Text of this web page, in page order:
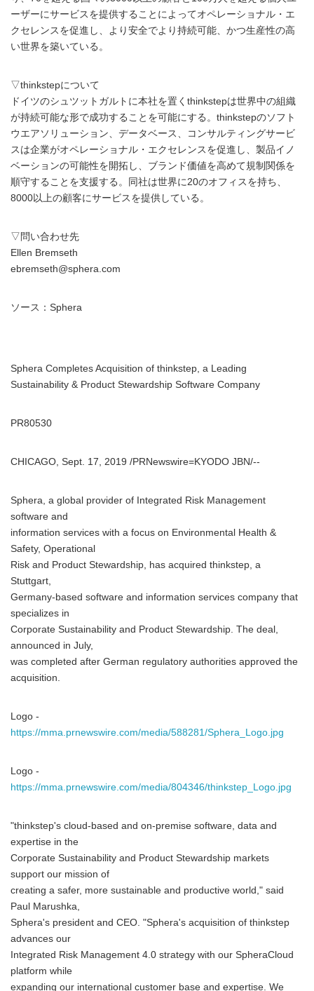
ーザーにサービスを提供することによってオペレーショナル・エ
クセレンスを促進し、より安全でより持続可能、かつ生産性の高
い世界を築いている。
▽thinkstepについて
ドイツのシュツットガルトに本社を置くthinkstepは世界中の組織
が持続可能な形で成功することを可能にする。thinkstepのソフト
ウエアソリューション、データベース、コンサルティングサービ
スは企業がオペレーショナル・エクセレンスを促進し、製品イノ
ベーションの可能性を開拓し、ブランド価値を高めて規制関係を
順守することを支援する。同社は世界に20のオフィスを持ち、
8000以上の顧客にサービスを提供している。
▽問い合わせ先
Ellen Bremseth
ebremseth@sphera.com
ソース：Sphera
Sphera Completes Acquisition of thinkstep, a Leading
Sustainability & Product Stewardship Software Company
PR80530
CHICAGO, Sept. 17, 2019 /PRNewswire=KYODO JBN/--
Sphera, a global provider of Integrated Risk Management
software and
information services with a focus on Environmental Health &
Safety, Operational
Risk and Product Stewardship, has acquired thinkstep, a
Stuttgart,
Germany-based software and information services company that
specializes in
Corporate Sustainability and Product Stewardship. The deal,
announced in July,
was completed after German regulatory authorities approved the
acquisition.
Logo -
https://mma.prnewswire.com/media/588281/Sphera_Logo.jpg
Logo -
https://mma.prnewswire.com/media/804346/thinkstep_Logo.jpg
"thinkstep's cloud-based and on-premise software, data and
expertise in the
Corporate Sustainability and Product Stewardship markets
support our mission of
creating a safer, more sustainable and productive world," said
Paul Marushka,
Sphera's president and CEO. "Sphera's acquisition of thinkstep
advances our
Integrated Risk Management 4.0 strategy with our SpheraCloud
platform while
expanding our international customer base and expertise. We